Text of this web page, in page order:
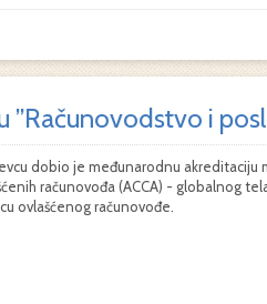
”Računovodstvo i
dobio je međunarodnu
računovođa (ACCA) - globalnog
ovlašćenog računovođe.